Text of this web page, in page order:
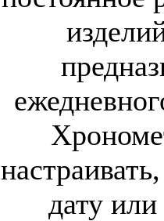
дату